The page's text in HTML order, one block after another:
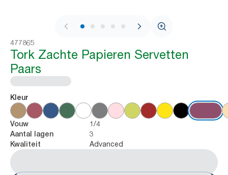
1 / 7
477865
Tork Zachte Papieren Servetten
Paars
Kleur
Vouw 1/4
Aantal lagen 3
Kwaliteit Advanced